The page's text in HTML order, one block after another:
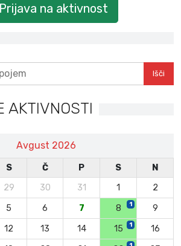
Prijava na aktivnost
AKTIVNOSTI
Avgust 2026
S Č P S
N
29 30 31 1
2
5 6 7 8 1
9
12 13 14 15 1
16